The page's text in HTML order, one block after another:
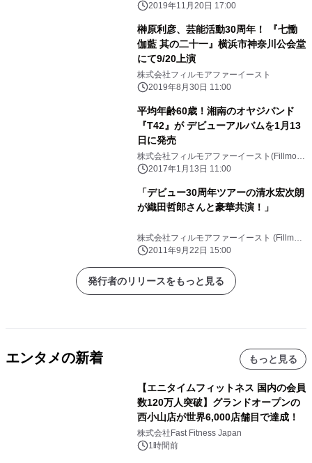
2019年11月20日 17:00
榊原利彦、芸能活動30周年！ 『七慟
伽藍 其の二十一』横浜市神奈川公会堂
にて9/20上演
株式会社フィルモアファーイースト
2019年8月30日 11:00
平均年齢60歳！湘南のオヤジバンド
『T42』が デビューアルバムを1月13
日に発売
株式会社フィルモアファーイースト(Fillmore
Far East Inc.)
2017年1月13日 11:00
「デビュー30周年ツアーの清水宏次朗
が織田哲郎さんと豪華共演！」
株式会社フィルモアファーイースト (Fillmore
Far East Inc.)
2011年9月22日 15:00
発行者のリリースをもっと見る
エンタメの新着 もっと見る
【エニタイムフィットネス 国内の会員
数120万人突破】グランドオープンの
西小山店が世界6,000店舗目で達成！
株式会社Fast Fitness Japan
1時間前